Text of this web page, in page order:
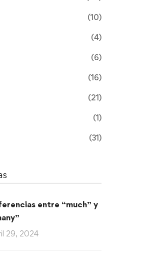
(10)
(4)
(6)
(16)
(21)
(1)
(31)
entre “much” y
29, 2024